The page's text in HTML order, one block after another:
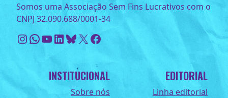
Somos uma Associação Sem Fins Lucrativos com o
CNPJ 32.090.688/0001-34
Instagram
WhatsApp
Youtube
LinkedIn
Bluesky
X Facebook
INSTITUCIONAL
Sobre nós
EDITORIAL
Linha editorial